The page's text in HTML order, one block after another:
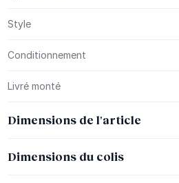
Style
Conditionnement
Livré monté
Dimensions de l'article
Dimensions du colis